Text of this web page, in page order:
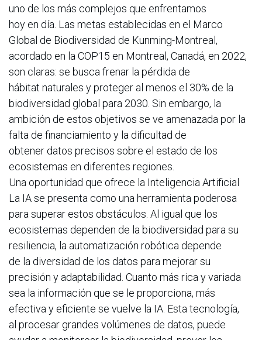
uno de los más complejos que enfrentamos
hoy en día. Las metas establecidas en el Marco
Global de Biodiversidad de Kunming-Montreal,
acordado en la COP15 en Montreal, Canadá, en 2022,
son claras: se busca frenar la pérdida de
hábitat naturales y proteger al menos el 30% de la
biodiversidad global para 2030. Sin embargo, la
ambición de estos objetivos se ve amenazada por la
falta de financiamiento y la dificultad de
obtener datos precisos sobre el estado de los
ecosistemas en diferentes regiones.
Una oportunidad que ofrece la Inteligencia Artificial
La IA se presenta como una herramienta poderosa
para superar estos obstáculos. Al igual que los
ecosistemas dependen de la biodiversidad para su
resiliencia, la automatización robótica depende
de la diversidad de los datos para mejorar su
precisión y adaptabilidad. Cuanto más rica y variada
sea la información que se le proporciona, más
efectiva y eficiente se vuelve la IA. Esta tecnología,
al procesar grandes volúmenes de datos, puede